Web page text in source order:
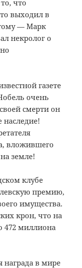
что
выходил в
— Марк
некролог о
газете
очень
смерти он
наследие!
вложившего
земле!
клубе
премию,
имущества.
крон, что на
472 миллиона
награда в мире